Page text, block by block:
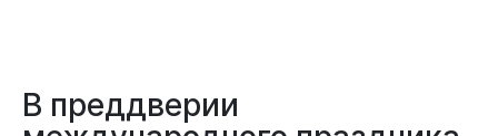
В преддверии